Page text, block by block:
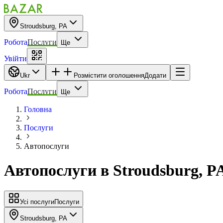
Stroudsburg, PA
РоботаПослуги Ще
Увійти
Ukr Розмістити оголошенняДодати
РоботаПослуги Ще
Головна
Послуги
Автопослуги
Автопослуги в Stroudsburg,
Усі послугиПослуги
Stroudsburg, PA